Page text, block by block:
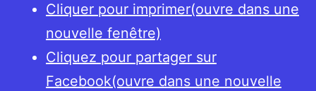
Cliquer pour imprimer(ouvre dans une
nouvelle fenêtre)
Cliquez pour partager sur
Facebook(ouvre dans une nouvelle